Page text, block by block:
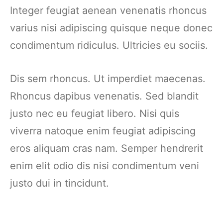
Integer feugiat aenean venenatis rhoncus
varius nisi adipiscing quisque neque donec
condimentum ridiculus. Ultricies eu sociis.
Dis sem rhoncus. Ut imperdiet maecenas.
Rhoncus dapibus venenatis. Sed blandit
justo nec eu feugiat libero. Nisi quis
viverra natoque enim feugiat adipiscing
eros aliquam cras nam. Semper hendrerit
enim elit odio dis nisi condimentum veni
justo dui in tincidunt.